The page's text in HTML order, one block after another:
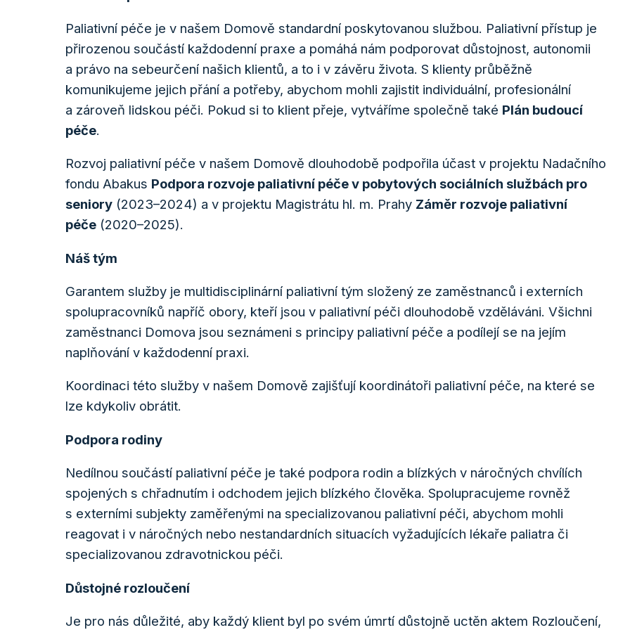
Paliativní péče je v našem Domově standardní poskytovanou službou. Paliativní přístup je
přirozenou součástí každodenní praxe a pomáhá nám podporovat důstojnost, autonomii
a právo na sebeurčení našich klientů, a to i v závěru života. S klienty průběžně
komunikujeme jejich přání a potřeby, abychom mohli zajistit individuální, profesionální
a zároveň lidskou péči. Pokud si to klient přeje, vytváříme společně také Plán budoucí
péče.
Rozvoj paliativní péče v našem Domově dlouhodobě podpořila účast v projektu Nadačního
fondu Abakus Podpora rozvoje paliativní péče v pobytových sociálních službách pro
seniory (2023–2024) a v projektu Magistrátu hl. m. Prahy Záměr rozvoje paliativní
péče (2020–2025).
Náš tým
Garantem služby je multidisciplinární paliativní tým složený ze zaměstnanců i externích
spolupracovníků napříč obory, kteří jsou v paliativní péči dlouhodobě vzděláváni. Všichni
zaměstnanci Domova jsou seznámeni s principy paliativní péče a podílejí se na jejím
naplňování v každodenní praxi.
Koordinaci této služby v našem Domově zajišťují koordinátoři paliativní péče, na které se
lze kdykoliv obrátit.
Podpora rodiny
Nedílnou součástí paliativní péče je také podpora rodin a blízkých v náročných chvílích
spojených s chřadnutím i odchodem jejich blízkého člověka. Spolupracujeme rovněž
s externími subjekty zaměřenými na specializovanou paliativní péči, abychom mohli
reagovat i v náročných nebo nestandardních situacích vyžadujících lékaře paliatra či
specializovanou zdravotnickou péči.
Důstojné rozloučení
Je pro nás důležité, aby každý klient byl po svém úmrtí důstojně uctěn aktem Rozloučení,